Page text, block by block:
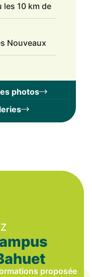
les 10 km de
Nouveaux
photos
proposée